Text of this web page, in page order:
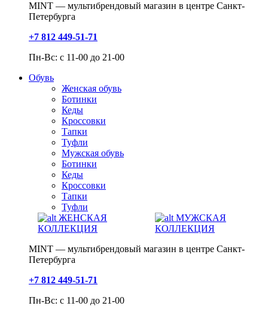
MINT — мультибрендовый магазин в центре Санкт-
Петербурга
+7 812 449-51-71
Пн-Вс: с 11-00 до 21-00
Обувь
Женская обувь
Ботинки
Кеды
Кроссовки
Тапки
Туфли
Мужская обувь
Ботинки
Кеды
Кроссовки
Тапки
Туфли
ЖЕНСКАЯ
КОЛЛЕКЦИЯ
МУЖСКАЯ
КОЛЛЕКЦИЯ
MINT — мультибрендовый магазин в центре Санкт-
Петербурга
+7 812 449-51-71
Пн-Вс: с 11-00 до 21-00